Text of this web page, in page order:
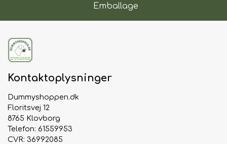
højt spyd
✅ Velegnet til både markprøver, sportræning og
✅ Ses tydeligt af føreren – men ikke af hunden
✅ Letvægtsdesign og nem rengøring
Emballage
Kontaktoplysninger
Dummyshoppen.dk
Floritsvej 12
8765 Klovborg
Telefon: 61559953
CVR: 36992085